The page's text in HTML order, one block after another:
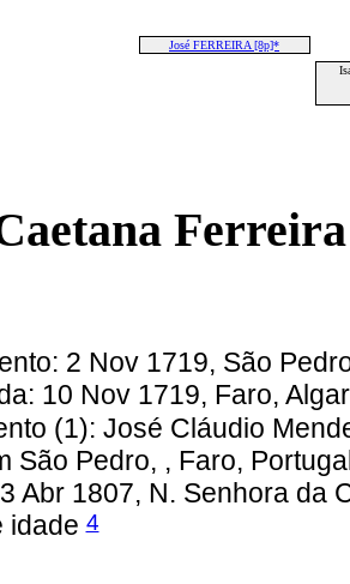
José FERREIRA [8p]*
2 Nov 1719, São
10 Nov 1719, Faro,
(1): José Cláudio
São Pedro, , Faro,
Abr 1807, N. Senhora da
idade4